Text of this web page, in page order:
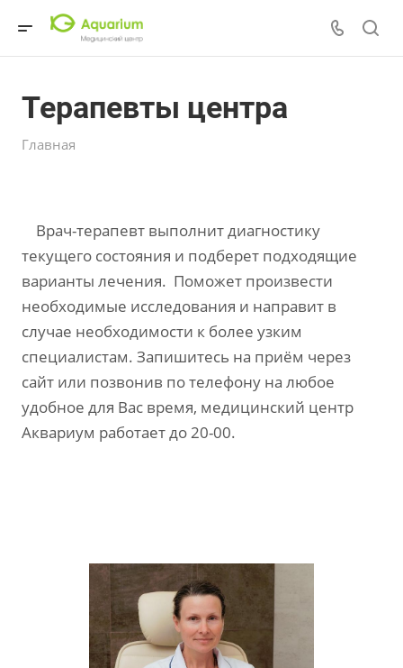
Терапевты центра
Главная
Врач-терапевт выполнит диагностику
текущего состояния и подберет подходящие
варианты лечения. Поможет произвести
необходимые исследования и направит в
случае необходимости к более узким
специалистам. Запишитесь на приём через
сайт или позвонив по телефону на любое
удобное для Вас время, медицинский центр
Аквариум работает до 20-00.